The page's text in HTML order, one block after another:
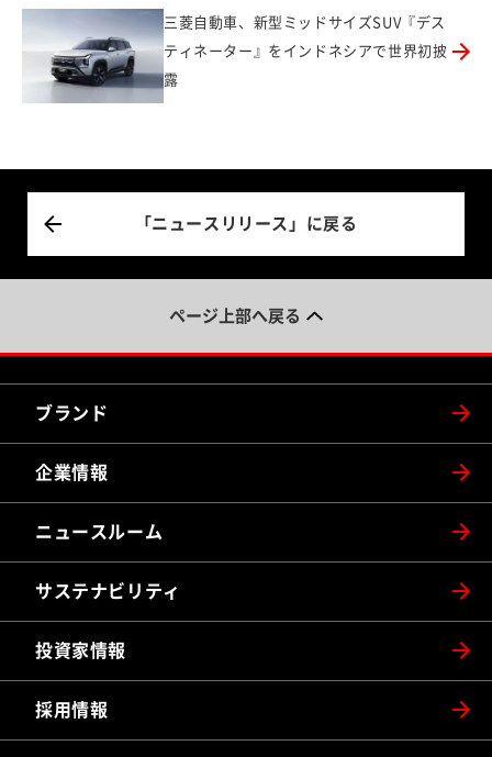
三菱自動車、新型ミッドサイズSUV『デス
ティネーター』をインドネシアで世界初披
露
「ニュースリリース」に戻る
ページ上部へ戻る
ブランド
企業情報
ニュースルーム
サステナビリティ
投資家情報
採用情報